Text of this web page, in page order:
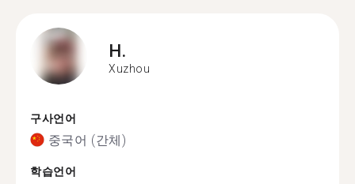
H.
Xuzhou
구사언어
중국어 (간체)
학습언어